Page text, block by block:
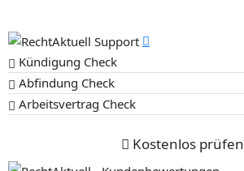
Kündigung Check
Abfindung Check
Arbeitsvertrag Check
Kostenlos prüfen